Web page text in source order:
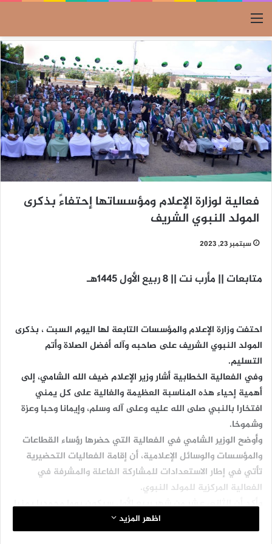
القائمة
فعالية لوزارة الإعلام ومؤسساتها إحتفاءً بذكرى
المولد النبوي الشريف
سبتمبر 23, 2023
متابعات || مأرب نت || 8 ربيع الأول 1445هـ
احتفت وزارة الإعلام والمؤسسات التابعة لها اليوم السبت ، بذكرى
المولد النبوي الشريف على صاحبه وآله أفضل الصلاة وأتم
التسليم.
وفي الفعالية الخطابية أشار وزير الإعلام ضيف الله الشامي، إلى
أهمية إحياء هذه المناسبة العظيمة والغالية على كل يمني
افتخارا بالنبي صلى الله عليه وعلى آله وسلم، وإيمانا وحبا وعزة
وشموخا.
وأوضح الوزير الشامي في الفعالية التي حضرها رؤساء القطاعات
والمؤسسات والوسائل الإعلامية، أن إقامة الفعاليات التحضيرية
تأتي في إطار الاستعدادات للمشاركة الفاعلة والمشرفة في
الفعالية المركزية للمولد النبوي.
وأكد أن الثاني عشر من شهر ربيع الأول سيكون يوما محمديا يمنيا
بامتياز، وسيكون لليمنيين الفخر والمكانة العظيمة، والسبق في
إحياء ذكرى المولد النبوي الشريف بزخم غير مسبوق.
اظهر المزيد